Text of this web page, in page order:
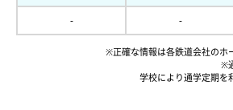
- -
※正確な情報は各鉄道会社のホ
※
学校により通学定期を